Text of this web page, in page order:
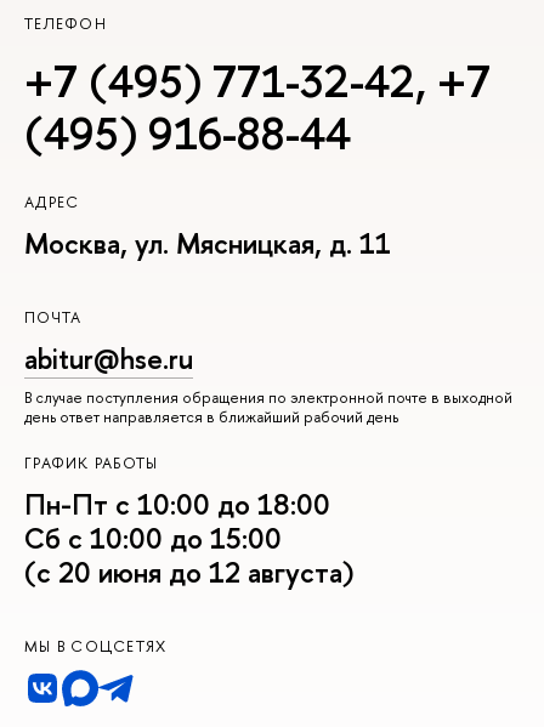
ТЕЛЕФОН
+7 (495) 771-32-42, +7
(495) 916-88-44
АДРЕС
Москва, ул. Мясницкая, д. 11
ПОЧТА
abitur@hse.ru
В случае поступления обращения по электронной почте в выходной
день ответ направляется в ближайший рабочий день
ГРАФИК РАБОТЫ
Пн-Пт с 10:00 до 18:00
Сб с 10:00 до 15:00
(с 20 июня до 12 августа)
МЫ В СОЦСЕТЯХ